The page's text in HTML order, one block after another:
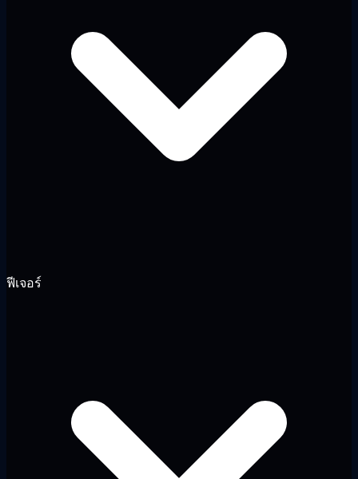
ฟีเจอร์